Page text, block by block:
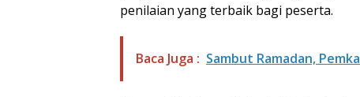
penilaian yang terbaik bagi peserta.
Baca Juga : Sambut Ramadan,